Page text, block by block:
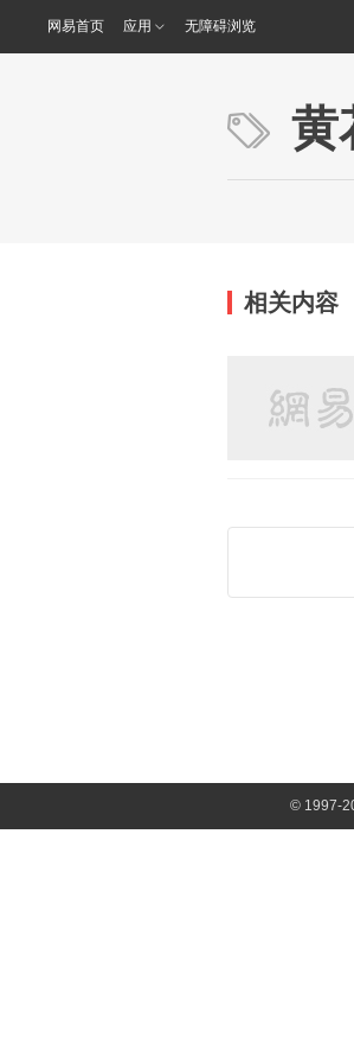
网易首页 应用 无障碍浏览
黄
相关内容
©1997-